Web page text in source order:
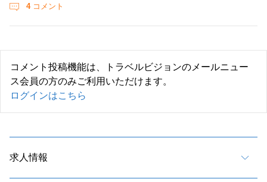
4コメント
コメント投稿機能は、トラベルビジョンのメールニュー
ス会員の方のみご利用いただけます。
ログインはこちら
求人情報